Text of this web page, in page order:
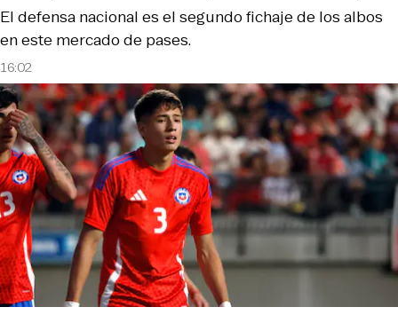
16:02
El defensa nacional es el segundo fichaje de los albos
en este mercado de pases.